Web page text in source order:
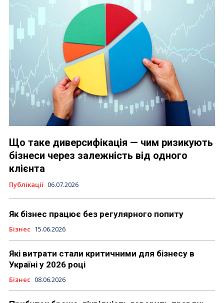
Що таке диверсифікація — чим ризикують
бізнеси через залежність від одного
клієнта
Публікації 06.07.2026
Як бізнес працює без регулярного попиту
Бізнес 15.06.2026
Які витрати стали критичними для бізнесу в
Україні у 2026 році
Бізнес 08.06.2026